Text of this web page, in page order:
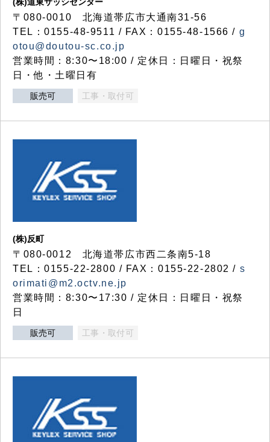
〒080-0010 北海道帯広市大通南31-56
TEL：0155-48-9511 / FAX：0155-48-1566 / g
otou@doutou-sc.co.jp
営業時間：8:30〜18:00 / 定休日：日曜日・祝祭
日・他・土曜日有
販売可 工事・取付可
(株)反町
〒080-0012 北海道帯広市西二条南5-18
TEL：0155-22-2800 / FAX：0155-22-2802 / s
orimati@m2.octv.ne.jp
営業時間：8:30〜17:30 / 定休日：日曜日・祝祭
日
販売可 工事・取付可